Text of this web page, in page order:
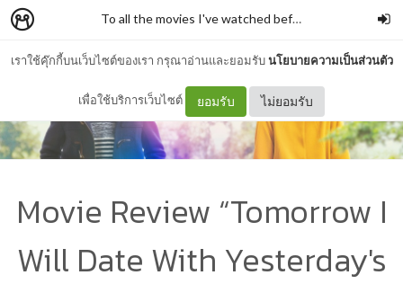
เราใช้คุ๊กกี้บนเว็บไซต์ของเรา กรุณาอ่านและยอมรับนโยบายความเป็นส่วนตัว
เพื่อใช้บริการเว็บไซต์ ยอมรับ ไม่ยอมรับ
To all the movies I've watched before
Movie Review “Tomorrow I
Will Date With Yesterday's